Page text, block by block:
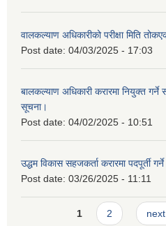
वालकल्याण अधिकारीको परीक्षा मिति
Post date: 04/03/2025 - 17:03
बालकल्याण अधिकारी करारमा नियुक्त गर्ने
सूचना।
Post date: 04/02/2025 - 10:51
उद्धम विकास सहजकर्ता करारमा पदपूर्ती
Post date: 03/26/2025 - 11:11
Pages1 2 next